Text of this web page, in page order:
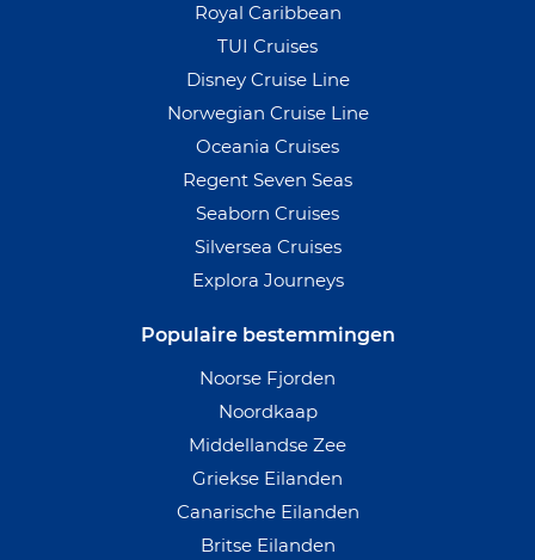
Royal Caribbean
TUI Cruises
Disney Cruise Line
Norwegian Cruise Line
Oceania Cruises
Regent Seven Seas
Seaborn Cruises
Silversea Cruises
Explora Journeys
Populaire bestemmingen
Noorse Fjorden
Noordkaap
Middellandse Zee
Griekse Eilanden
Canarische Eilanden
Britse Eilanden